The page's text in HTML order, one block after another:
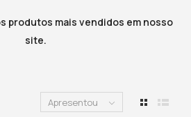
produtos mais vendidos em nosso
site.
Apresentou